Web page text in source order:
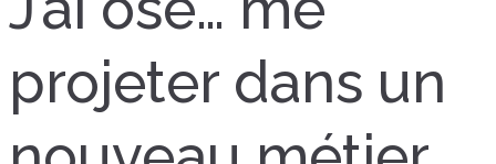
projeter dans un